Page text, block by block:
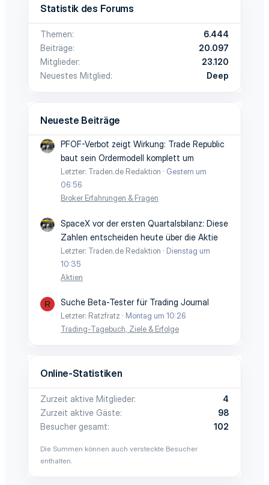
Statistik des Forums
Themen
6.444
Beiträge
20.097
Mitglieder
23.120
Neuestes Mitglied
Deep
Neueste Beiträge
PFOF-Verbot zeigt Wirkung: Trade Republic
baut sein Ordermodell komplett um
Letzter: Traden.de Redaktion
Gestern um
06:56
Broker Erfahrungen & Fragen
SpaceX vor der ersten Quartalsbilanz: Diese
Zahlen entscheiden heute über die Aktie
Letzter: Traden.de Redaktion
Dienstag um
10:35
Aktien
R Suche Beta-Tester für Trading Journal
Letzter: Ratzfratz
Montag um 10:26
Trading-Tagebuch, Ziele & Erfolge
Online-Statistiken
Zurzeit aktive Mitglieder
4
Zurzeit aktive Gäste
98
Besucher gesamt
102
Die Summen können auch versteckte Besucher
enthalten.